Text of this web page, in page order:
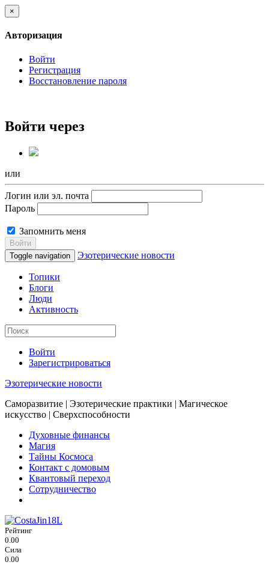
×
Авторизация
Войти
Регистрация
Восстановление пароля
Войти через
или
Логин или эл. почта
Пароль
Запомнить меня
Войти
Toggle navigation
Эзотерические новости
Топики
Блоги
Люди
Активность
Войти
Зарегистрироваться
Эзотерические новости
Саморазвитие | Эзотерические практики | Магическое
искусство | Сверхспособности
Духовные финансы
Магия
Тайны Космоса
Контакт с домовым
Квантовый переход
Сотрудничество
Рейтинг
0.00
Сила
0.00